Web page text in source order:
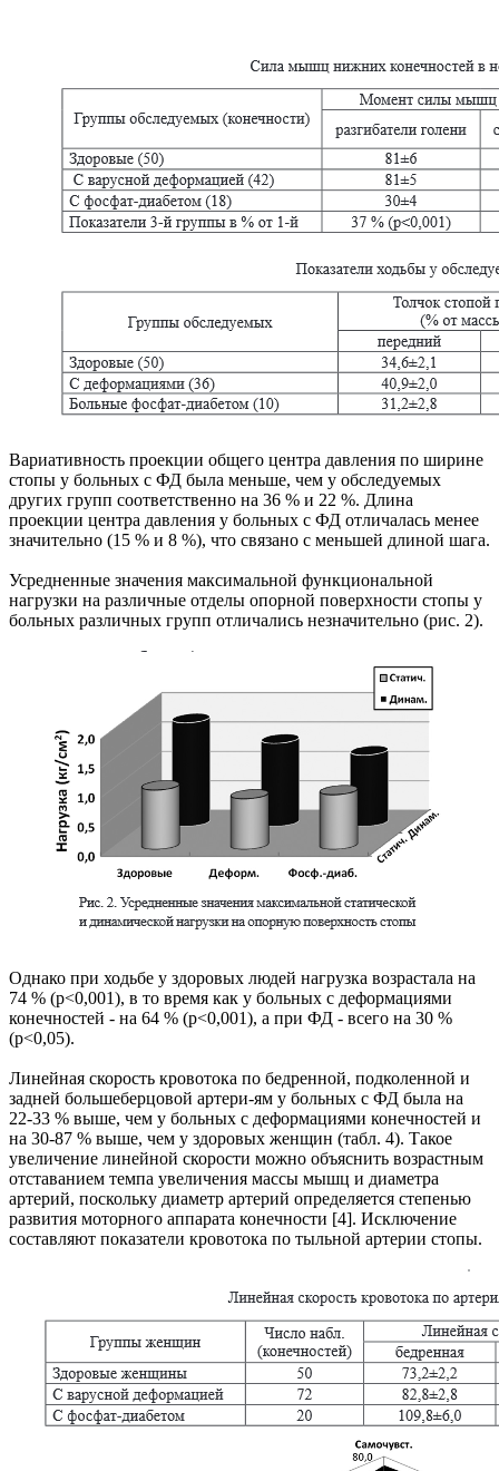
Вариативность проекции общего центра давления по ширине
стопы у больных с ФД была меньше, чем у обследуемых
других групп соответственно на 36 % и 22 %. Длина
проекции центра давления у больных с ФД отличалась менее
значительно (15 % и 8 %), что связано с меньшей длиной шага.
Усредненные значения максимальной функциональной
нагрузки на различные отделы опорной поверхности стопы у
больных различных групп отличались незначительно (рис. 2).
Однако при ходьбе у здоровых людей нагрузка возрастала на
74 % (р<0,001), в то время как у больных с деформациями
конечностей - на 64 % (р<0,001), а при ФД - всего на 30 %
(p<0,05).
Линейная скорость кровотока по бедренной, подколенной и
задней большеберцовой артери-ям у больных с ФД была на
22-33 % выше, чем у больных с деформациями конечностей и
на 30-87 % выше, чем у здоровых женщин (табл. 4). Такое
увеличение линейной скорости можно объяснить возрастным
отставанием темпа увеличения массы мышц и диаметра
артерий, поскольку диаметр артерий определяется степенью
развития моторного аппарата конечности [4]. Исключение
составляют показатели кровотока по тыльной артерии стопы.